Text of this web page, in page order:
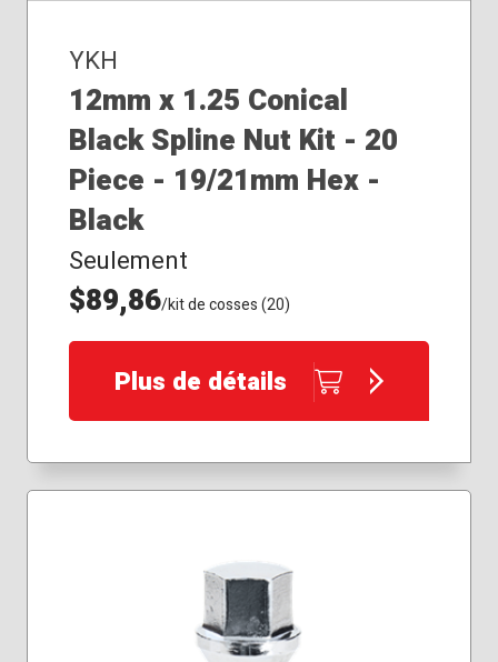
YKH
12mm x 1.25 Conical
Black Spline Nut Kit - 20
Piece - 19/21mm Hex -
Black
Seulement
$89,86/kit de cosses (20)
Plus de détails